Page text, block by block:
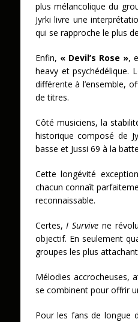
plus mélancolique du
Jyrki livre une
qui se rapproche le plus
Enfin, « Devil’s Rose »,
heavy et psychédélique.
différente à l’ensemble,
de titres.
Côté musiciens, la
historique composé de
basse et Jussi 69 à la
Cette longévité
chacun connaît
reconnaissable.
Certes,I Survive ne
objectif. En seulement
groupes les plus
Mélodies accrocheuses,
se combinent pour offrir
Pour les fans de longue